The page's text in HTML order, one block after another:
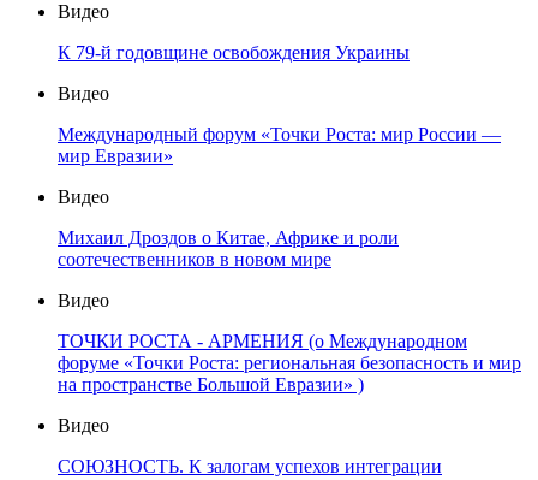
Видео
К 79-й годовщине освобождения Украины
Видео
Международный форум «Точки Роста: мир России —
мир Евразии»
Видео
Михаил Дроздов о Китае, Африке и роли
соотечественников в новом мире
Видео
ТОЧКИ РОСТА - АРМЕНИЯ (о Международном
форуме «Точки Роста: региональная безопасность и мир
на пространстве Большой Евразии» )
Видео
СОЮЗНОСТЬ. К залогам успехов интеграции